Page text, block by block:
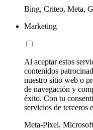
Bing, Criteo, Meta,
Marketing
Al aceptar estos
contenidos
nuestro sitio web o
de navegación y
éxito. Con tu
servicios de terceros
Meta-Pixel,